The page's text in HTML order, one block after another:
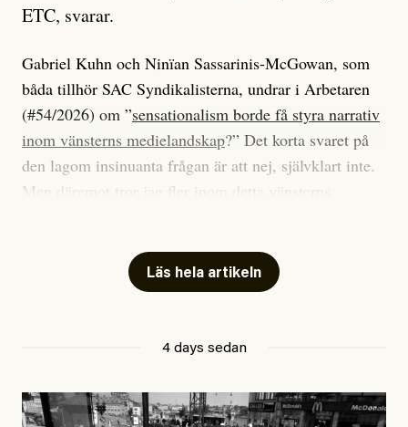
ETC, svarar.
Gabriel Kuhn och Ninïan Sassarinis-McGowan, som
båda tillhör SAC Syndikalisterna, undrar i Arbetaren
(#54/2026) om ”sensationalism borde få styra narrativ
inom vänsterns medielandskap?” Det korta svaret på
den lagom insinuanta frågan är att nej, självklart inte.
Men däremot tror jag fler inom detta vänsterns
journalistik som vänder sig till många snarare än att
jaga inbördes beundran. Det har i alla fall fungerat för
McGowan riktar sin kritik mot.
Läs hela artikeln
4 days sedan